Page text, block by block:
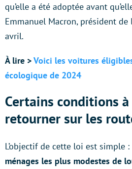
qu’elle a été adoptée avant
Emmanuel Macron, président de
avril.
À lire >Voici les voitures
écologique de 2024
Certains conditions
retourner sur les
L’objectif de cette loi est simple :
ménages les plus modestes de